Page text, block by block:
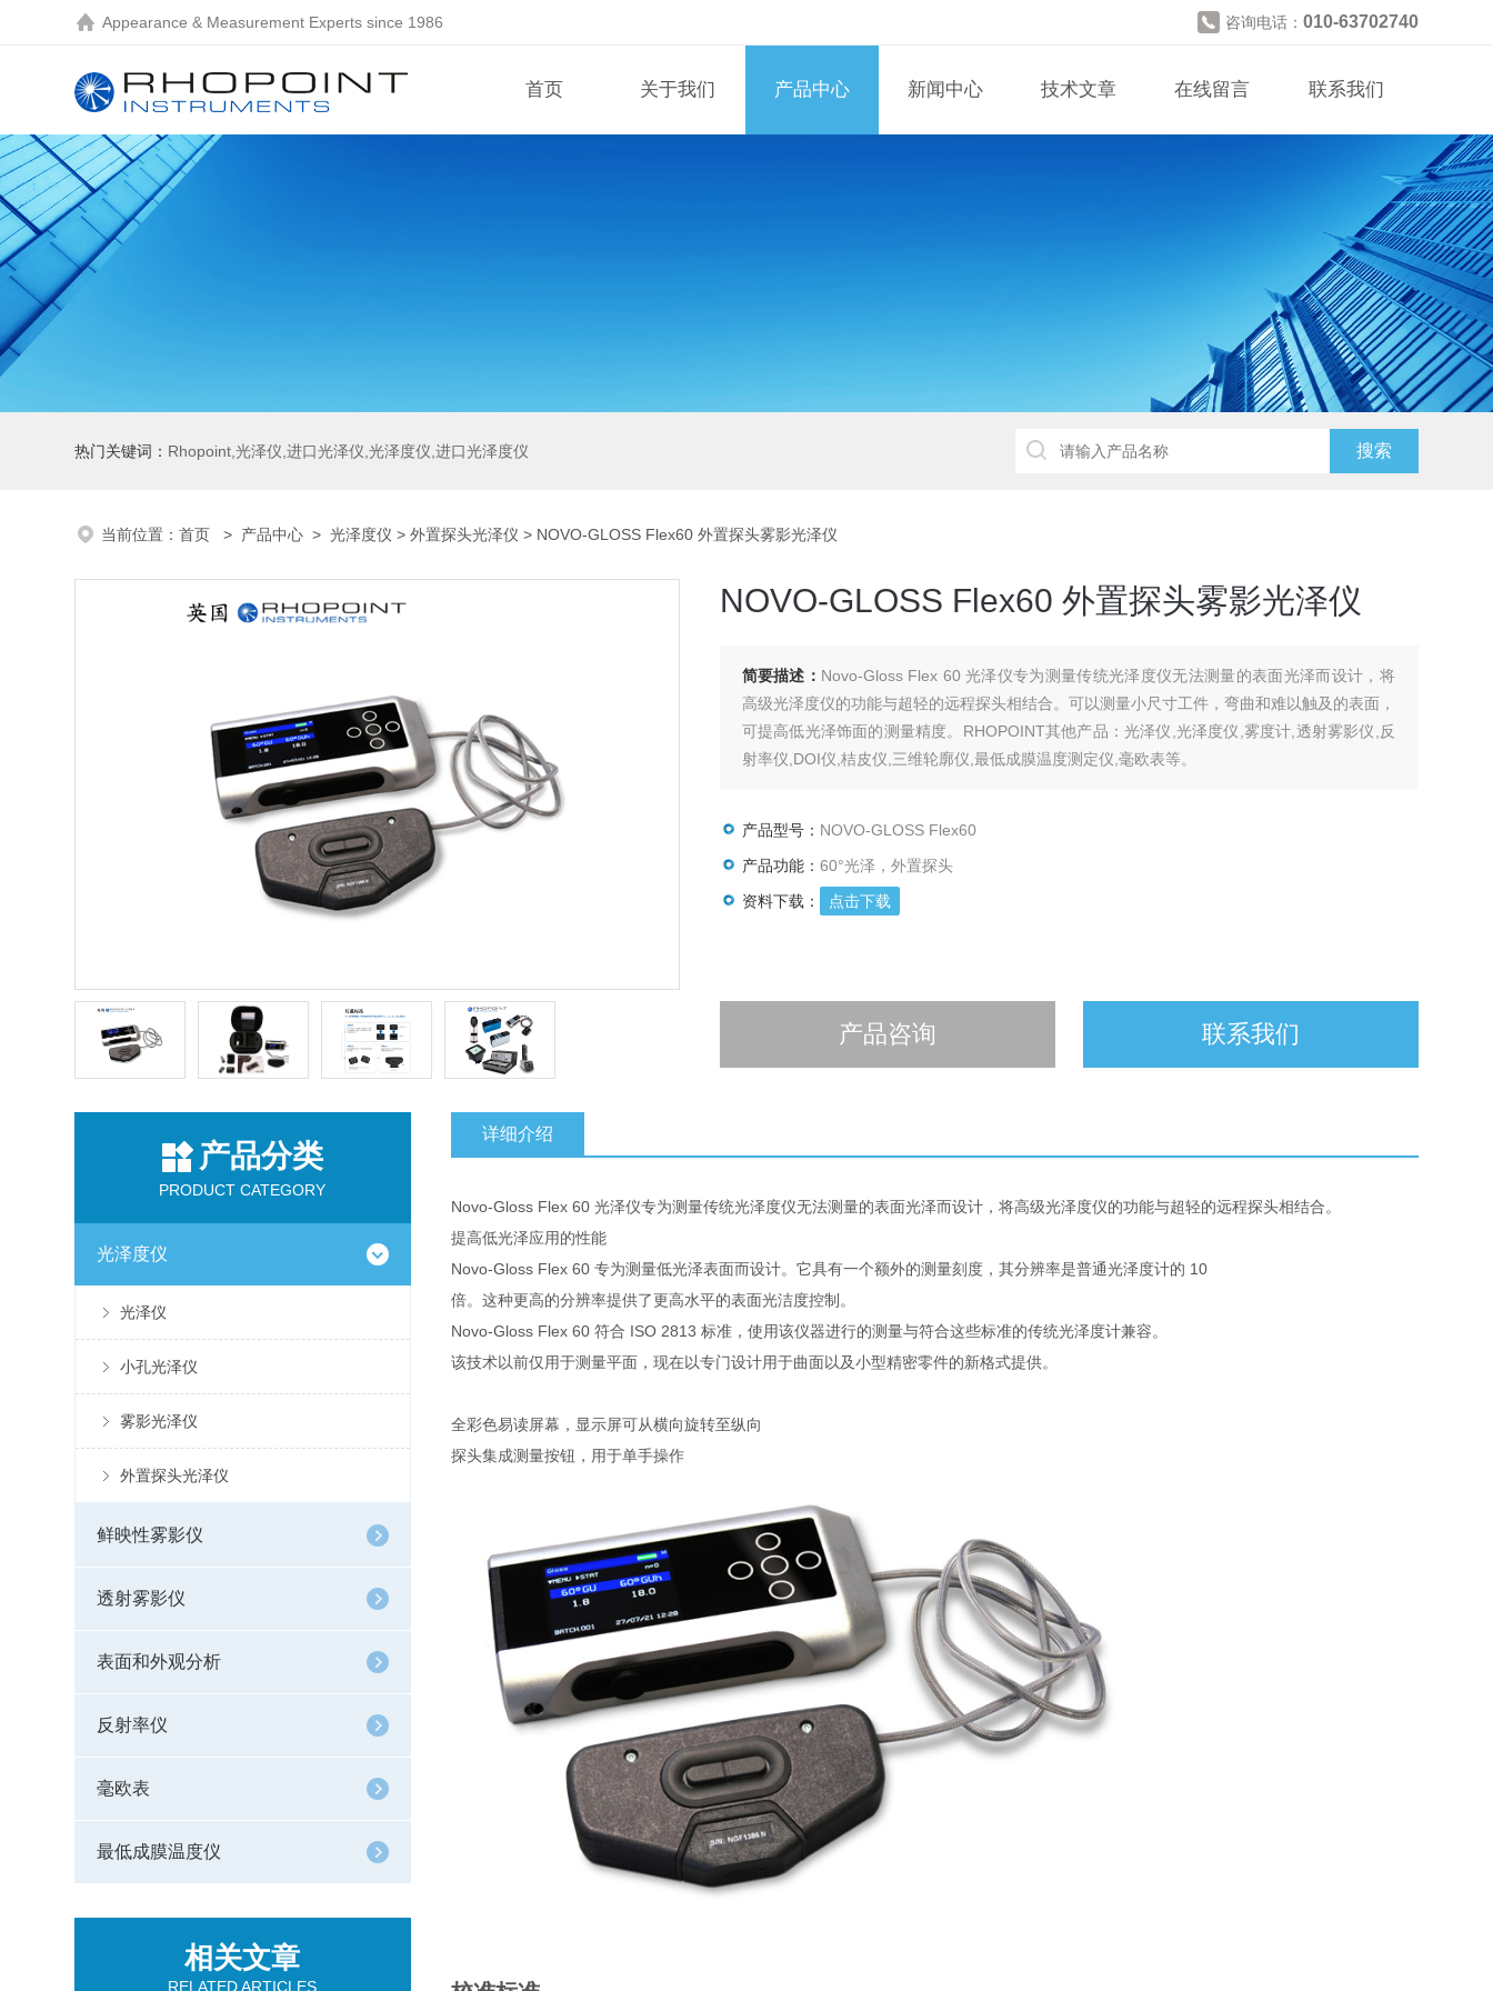
Appearance & Measurement Experts since 1986 咨询电话： 010-63702740
首页 关于我们 产品中心 新闻中心 技术文章 在线留言 联系我们
热门关键词： Rhopoint,光泽仪,进口光泽仪,光泽度仪,进口光泽度仪
当前位置：首页 > 产品中心 >光泽度仪 >外置探头光泽仪 > NOVO-GLOSS Flex60 外置探头雾影光泽仪
NOVO-GLOSS Flex60 外置探头雾影光泽仪
简要描述： Novo-Gloss Flex 60 光泽仪专为测量传统光泽度仪无法测量的表面光泽而设计，将
高级光泽度仪的功能与超轻的远程探头相结合。可以测量小尺寸工件，弯曲和难以触及的表面，
可提高低光泽饰面的测量精度。RHOPOINT其他产品：光泽仪,光泽度仪,雾度计,透射雾影仪,反
射率仪,DOI仪,桔皮仪,三维轮廓仪,最低成膜温度测定仪,毫欧表等。
产品型号： NOVO-GLOSS Flex60
产品功能： 60°光泽，外置探头
资料下载：
点击下载
产品咨询 联系我们
产品分类
PRODUCT CATEGORY
光泽度仪
光泽仪
小孔光泽仪
雾影光泽仪
外置探头光泽仪
鲜映性雾影仪
透射雾影仪
表面和外观分析
反射率仪
毫欧表
最低成膜温度仪
相关文章
RELATED ARTICLES
详细介绍
Novo-Gloss Flex 60 光泽仪专为测量传统光泽度仪无法测量的表面光泽而设计，将高级光泽度仪的功能与超轻的远程探头相结合。
提高低光泽应用的性能
Novo-Gloss Flex 60 专为测量低光泽表面而设计。它具有一个额外的测量刻度，其分辨率是普通光泽度计的 10
倍。这种更高的分辨率提供了更高水平的表面光洁度控制。
Novo-Gloss Flex 60 符合 ISO 2813 标准，使用该仪器进行的测量与符合这些标准的传统光泽度计兼容。
该技术以前仅用于测量平面，现在以专门设计用于曲面以及小型精密零件的新格式提供。
全彩色易读屏幕，显示屏可从横向旋转至纵向
探头集成测量按钮，用于单手操作